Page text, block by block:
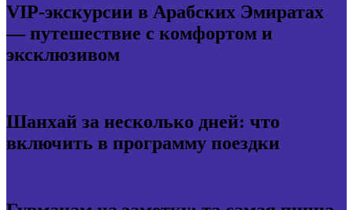
VIP-экскурсии в Арабских Эмиратах
— путешествие с комфортом и
эксклюзивом
Шанхай за несколько дней: что
включить в программу поездки